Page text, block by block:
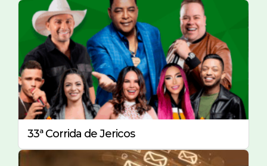
33ª Corrida de Jericos